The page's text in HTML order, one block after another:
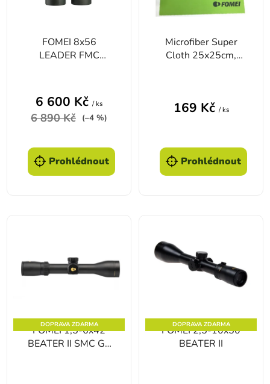
FOMEI 8x56
LEADER FMC
6 600 Kč / ks
6 890 Kč (–4 %)
Prohlédnout
Microfiber Super
Cloth 25x25cm,
169 Kč / ks
Prohlédnout
DOPRAVA ZDARMA
FOMEI 1,5-6x42
BEATER II SMC G4
DOPRAVA ZDARMA
FOMEI 2,5-10x50
BEATER II